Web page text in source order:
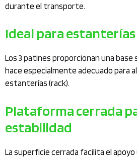
durante el transporte.
Ideal para estanterías
Los 3 patines proporcionan una base
hace especialmente adecuado para
estanterías (rack).
Plataforma cerrada
estabilidad
La superficie cerrada facilita el